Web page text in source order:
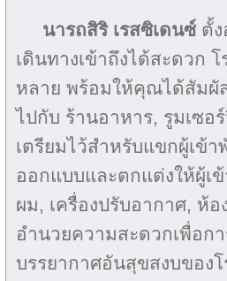
นารถสิริ เรสซิเดนซ์ ตั้
เดินทางเข้าถึงได้สะดวก
หลาย พร้อมให้คุณได้สัมผั
ไปกับ ร้านอาหาร, รูมเซ
เตรียมไว้สำหรับแขกผู้เข้
ออกแบบและตกแต่งให้ผู้เ
ผม, เครื่องปรับอากาศ, ห้
อำนวยความสะดวกเพื่อก
บรรยากาศอันสุขสงบของ